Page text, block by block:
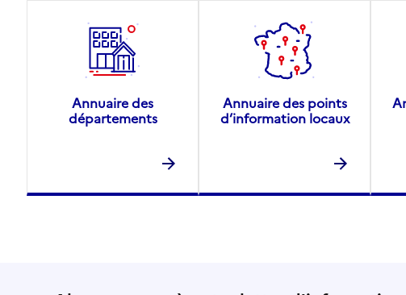
Annuaire des
départements
Annuaire des points
d’information locaux